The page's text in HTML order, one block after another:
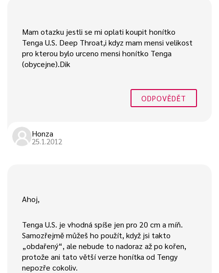
Mam otazku jestli se mi oplati koupit honítko
Tenga U.S. Deep Throat,i kdyz mam mensi velikost
pro kterou bylo urceno mensi honítko Tenga
(obycejne).Dik
ODPOVĚDĚT
Honza
25.1.2012
Ahoj,
Tenga U.S. je vhodná spíše jen pro 20 cm a míň.
Samozřejmě můžeš ho použít, když jsi takto
„obdařený“, ale nebude to nadoraz až po kořen,
protože ani tato větší verze honítka od Tengy
nepozře cokoliv.